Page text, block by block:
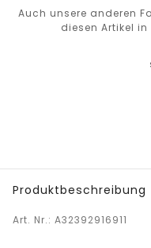
Auch unsere anderen
diesen Artikel
Produktbeschreibung
Art. Nr.: A32392916911